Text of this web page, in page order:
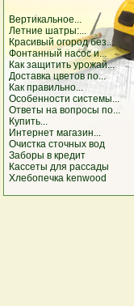
Вертикальное...
Летние шатры:...
Красивый огород без...
Фонтанный насос и...
Как защитить урожай...
Доставка цветов по...
Как правильно...
Особенности системы...
Ответы на вопросы по...
Купить...
Интернет магазин...
Очистка сточных вод
Заборы в кредит
Кассеты для рассады
Хлебопечка kenwood